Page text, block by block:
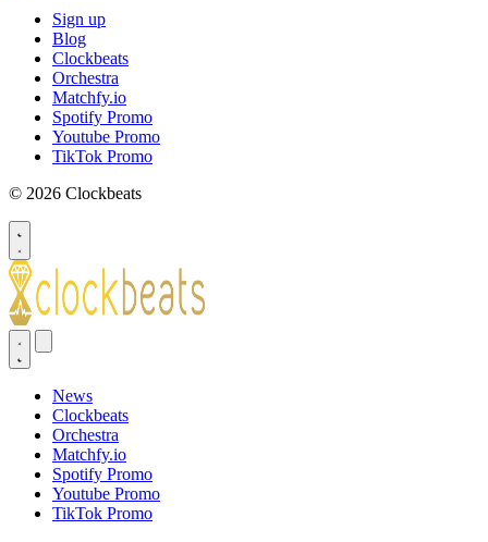
Sign up
Blog
Clockbeats
Orchestra
Matchfy.io
Spotify Promo
Youtube Promo
TikTok Promo
© 2026 Clockbeats
News
Clockbeats
Orchestra
Matchfy.io
Spotify Promo
Youtube Promo
TikTok Promo